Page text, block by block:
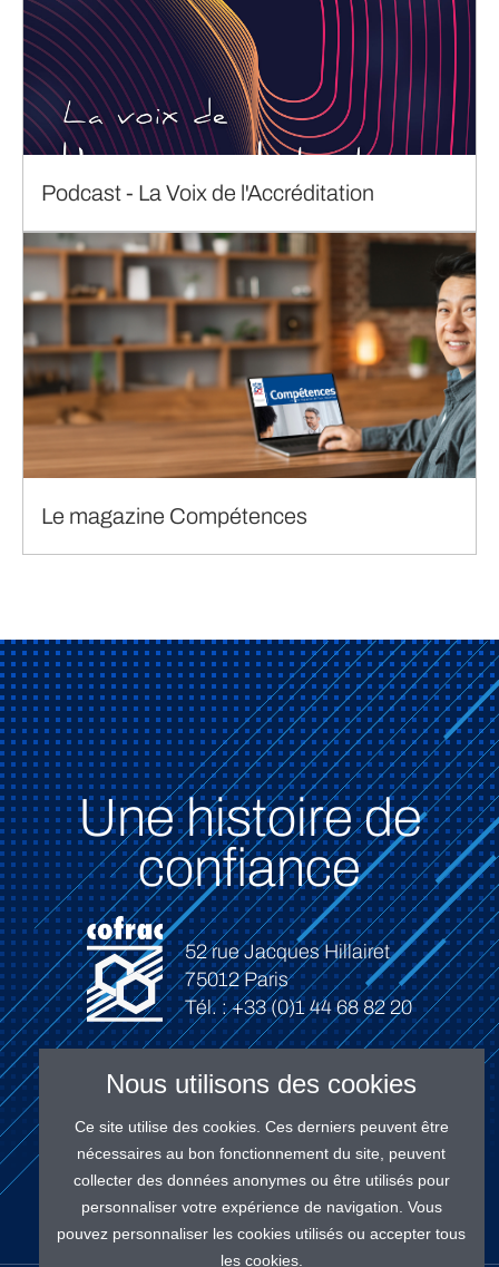
Podcast - La Voix de l'Accréditation
Le magazine Compétences
Une histoire de
confiance
52 rue Jacques Hillairet
75012 Paris
Tél. : +33 (0)1 44 68 82 20
Connexion
Nous utilisons des cookies
Ce site utilise des cookies. Ces derniers peuvent être
nécessaires au bon fonctionnement du site, peuvent
collecter des données anonymes ou être utilisés pour
personnaliser votre expérience de navigation. Vous
pouvez personnaliser les cookies utilisés ou accepter tous
les cookies.